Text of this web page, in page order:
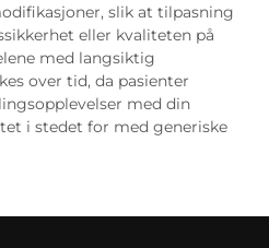
slik at tilpasning
eller kvaliteten på
med langsiktig
over tid, da pasienter
med din
i stedet for med generiske